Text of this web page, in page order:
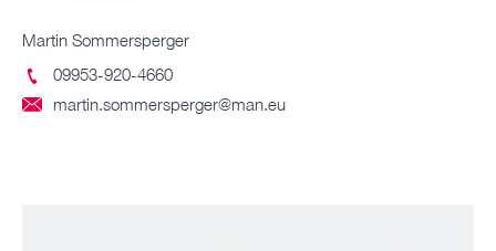
Martin Sommersperger

09953-920-4660

martin.sommersperger@man.eu